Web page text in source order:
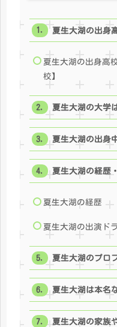
夏生大湖の出身
夏生大湖の出身高
校】
夏生大湖の大学
夏生大湖の出身
夏生大湖の経歴
夏生大湖の経歴
夏生大湖の出演ド
夏生大湖のプロ
夏生大湖は本名
夏生大湖の家族